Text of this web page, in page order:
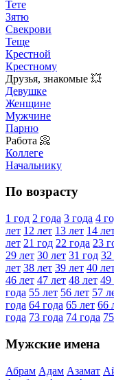
Тете
Зятю
Свекрови
Теще
Крестной
Крестному
Друзья, знакомые 💥
Девушке
Женщине
Мужчине
Парню
Работа 📀
Коллеге
Начальнику
По возрасту
1 год 2 года 3 года 4
лет 12 лет 13 лет 14
лет 21 год 22 года 23
29 лет 30 лет 31 год 32
лет 38 лет 39 лет 40
46 лет 47 лет 48 лет 49
года 55 лет 56 лет 57
года 64 года 65 лет 66
года 73 года 74 года
Мужские имена
Абрам Адам Азамат